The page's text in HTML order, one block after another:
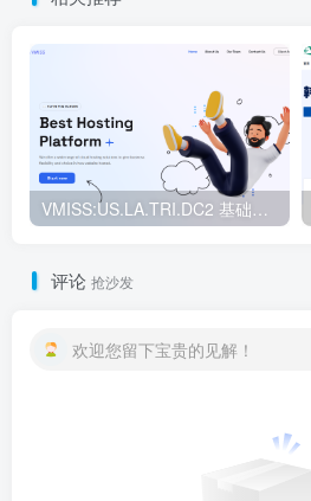
VMISS:US.LA.TRI.DC2 基础版 —— 美国洛杉矶 TRI DC2 优化线路 VPS 每月仅 $5.00 CAD
评论 抢沙发
欢迎您留下宝贵的见解！